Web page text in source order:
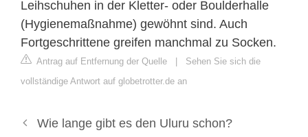
Leihschuhen in der Kletter- oder Boulderhalle
(Hygienemaßnahme) gewöhnt sind. Auch
Fortgeschrittene greifen manchmal zu Socken.
Antrag auf Entfernung der Quelle | Sehen Sie sich die
vollständige Antwort auf globetrotter.de an
Wie lange gibt es den Uluru schon?